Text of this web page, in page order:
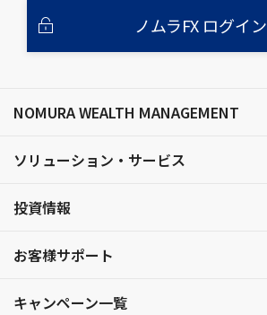
ノムラFX ログイン
NOMURA WEALTH MANAGEMENT
ソリューション・サービス
投資情報
お客様サポート
キャンペーン一覧